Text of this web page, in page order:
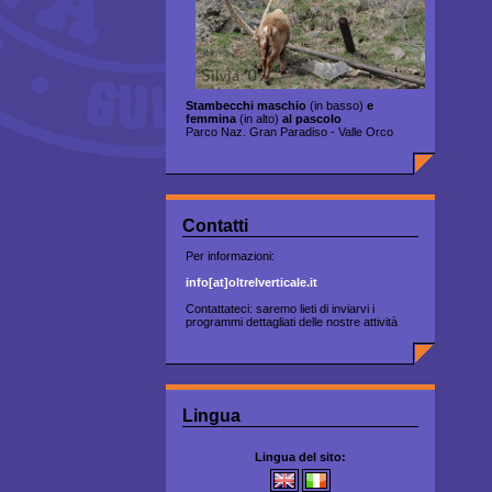
Stambecchi maschio (in basso)e
femmina (in alto) al pascolo
Parco Naz. Gran Paradiso - Valle Orco
Contatti
Per informazioni:
info[at]oltrelverticale.it
Contattateci: saremo lieti di inviarvi i
programmi dettagliati delle nostre attività
Lingua
Lingua del sito: